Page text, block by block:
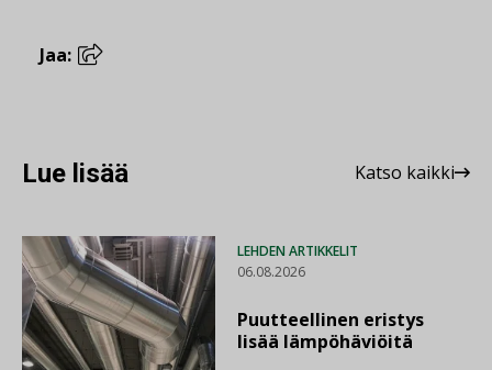
Jaa:
Lue lisää Katso kaikki
LEHDEN ARTIKKELIT
06.08.2026
Puutteellinen eristys
lisää lämpöhäviöitä